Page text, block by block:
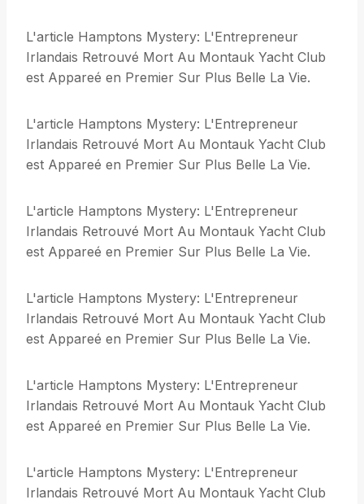
L'article Hamptons Mystery: L'Entrepreneur
Irlandais Retrouvé Mort Au Montauk Yacht Club
est Appareé en Premier Sur Plus Belle La Vie.
L'article Hamptons Mystery: L'Entrepreneur
Irlandais Retrouvé Mort Au Montauk Yacht Club
est Appareé en Premier Sur Plus Belle La Vie.
L'article Hamptons Mystery: L'Entrepreneur
Irlandais Retrouvé Mort Au Montauk Yacht Club
est Appareé en Premier Sur Plus Belle La Vie.
L'article Hamptons Mystery: L'Entrepreneur
Irlandais Retrouvé Mort Au Montauk Yacht Club
est Appareé en Premier Sur Plus Belle La Vie.
L'article Hamptons Mystery: L'Entrepreneur
Irlandais Retrouvé Mort Au Montauk Yacht Club
est Appareé en Premier Sur Plus Belle La Vie.
L'article Hamptons Mystery: L'Entrepreneur
Irlandais Retrouvé Mort Au Montauk Yacht Club